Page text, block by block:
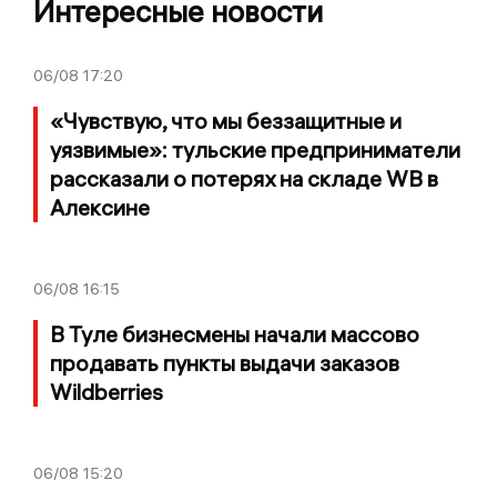
Интересные новости
06/08 17:20
«Чувствую, что мы беззащитные и
уязвимые»: тульские предприниматели
рассказали о потерях на складе WB в
Алексине
06/08 16:15
В Туле бизнесмены начали массово
продавать пункты выдачи заказов
Wildberries
06/08 15:20